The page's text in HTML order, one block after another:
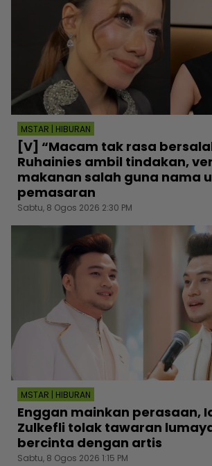
MSTAR | HIBURAN
[V] “Macam tak rasa
Ruhainies ambil tindakan,
makanan salah guna nama
pemasaran
Sabtu, 8 Ogos 2026 2:30 PM
MSTAR | HIBURAN
Enggan mainkan perasaan,
Zulkefli tolak tawaran
bercinta dengan artis
Sabtu, 8 Ogos 2026 1:15 PM